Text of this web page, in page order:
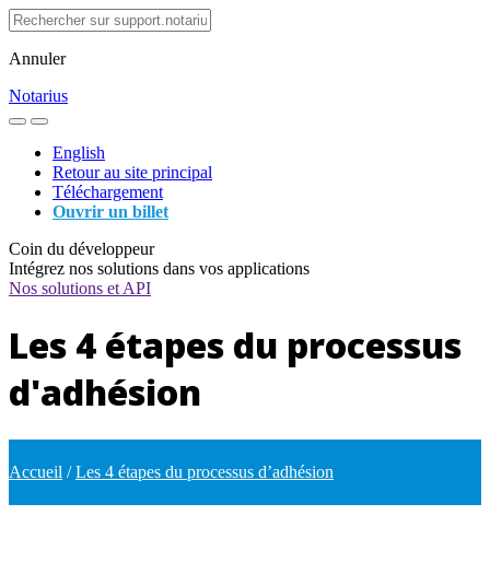
Annuler
Notarius
English
Retour au site principal
Téléchargement
Ouvrir un billet
Coin du développeur
Intégrez nos solutions dans vos applications
Nos solutions et API
Les 4 étapes du processus
d'adhésion
Accueil /Les 4 étapes du processus d’adhésion